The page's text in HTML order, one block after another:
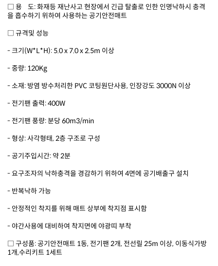
을 흡수하기 위하여 사용하는 공기안전매트
□ 규격및 성능
- 크기(W*L*H): 5.0 x 7.0 x 2.5m 이상
- 중량: 120Kg
- 소재: 방염 방수처리한 PVC 코팅원단사용, 인장강도 3000N 이상
- 전기팬 출력: 400W
- 전기팬 풍량: 분당 60m3/min
- 형상: 사각형태, 2층 구조로 구성
- 공기주입시간: 약 2분
- 요구조자의 낙하충격을 경감하기 위하여 4면에 공기배출구 설치
- 반복낙하 가능
- 안정적인 착지를 위해 매트 상부에 착지점 표시함
- 야간사용에 대비하여 착지면에 야광띠 부착
□ 구성품: 공기안전매트 1동, 전기팬 2개, 전
1개,수리키트 1세트